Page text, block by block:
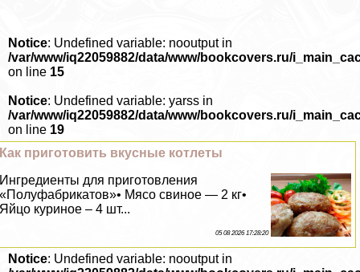
Notice: Undefined variable: nooutput in
/var/www/iq22059882/data/www/bookcovers.ru/
on line 15
Notice: Undefined variable: yarss in
/var/www/iq22059882/data/www/bookcovers.ru/
on line 19
Как приготовить вкусные котлеты
Ингредиенты для приготовления
«Полуфабрикатов»• Мясо свиное — 2 кг•
Яйцо куриное – 4 шт...
05 08 2026 17:28:20
Notice: Undefined variable: nooutput in